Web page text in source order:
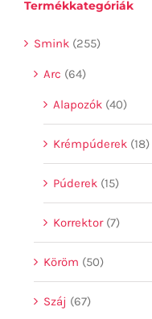
Termékkategóriák
Smink (255)
Arc (64)
Alapozók (40)
Krémpúderek (18)
Púderek (15)
Korrektor (7)
Köröm (50)
Száj (67)